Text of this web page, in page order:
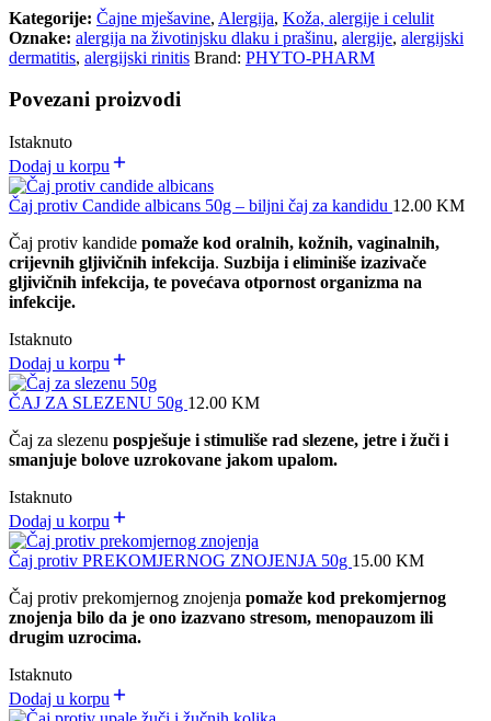
Kategorije: Čajne mješavine, Alergija, Koža, alergije i celulit
Oznake: alergija na životinjsku dlaku i prašinu, alergije, alergijski
dermatitis, alergijski rinitis Brand: PHYTO-PHARM
Povezani proizvodi
Istaknuto
Dodaj u korpu
Čaj protiv Candide albicans 50g – biljni čaj za kandidu 12.00 KM
Čaj protiv kandide pomaže kod oralnih, kožnih, vaginalnih,
crijevnih gljivičnih infekcija. Suzbija i eliminiše izazivače
gljivičnih infekcija, te povećava otpornost organizma na
infekcije.
Istaknuto
Dodaj u korpu
ČAJ ZA SLEZENU 50g 12.00 KM
Čaj za slezenu pospješuje i stimuliše rad slezene, jetre i žuči i
smanjuje bolove uzrokovane jakom upalom.
Istaknuto
Dodaj u korpu
Čaj protiv PREKOMJERNOG ZNOJENJA 50g 15.00 KM
Čaj protiv prekomjernog znojenja pomaže kod prekomjernog
znojenja bilo da je ono izazvano stresom, menopauzom ili
drugim uzrocima.
Istaknuto
Dodaj u korpu